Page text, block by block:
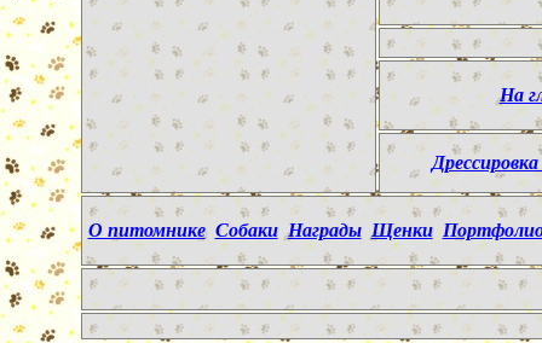
На
О питомнике Собаки Награды Щенки